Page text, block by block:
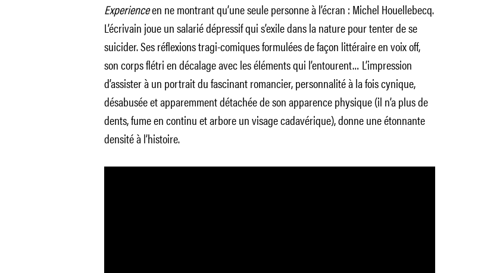
Experienceen ne montrant qu’une seule personne à l’écran : Michel Houellebecq.
L’écrivain joue un salarié dépressif qui s’exile dans la nature pour tenter de se
suicider. Ses réflexions tragi-comiques formulées de façon littéraire en voix off,
son corps flétri en décalage avec les éléments qui l’entourent… L’impression
d’assister à un portrait du fascinant romancier, personnalité à la fois cynique,
désabusée et apparemment détachée de son apparence physique (il n’a plus de
dents, fume en continu et arbore un visage cadavérique), donne une étonnante
densité à l’histoire.